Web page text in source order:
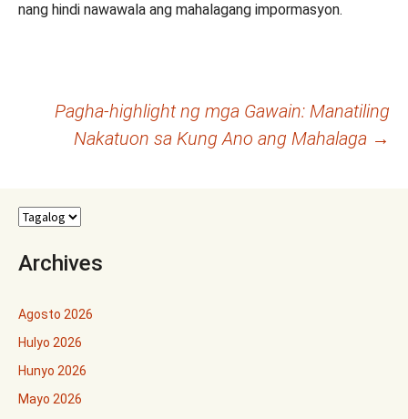
nang hindi nawawala ang mahalagang impormasyon.
Post
navigation
Pagha-highlight ng mga Gawain: Manatiling
Nakatuon sa Kung Ano ang Mahalaga →
Archives
Agosto 2026
Hulyo 2026
Hunyo 2026
Mayo 2026